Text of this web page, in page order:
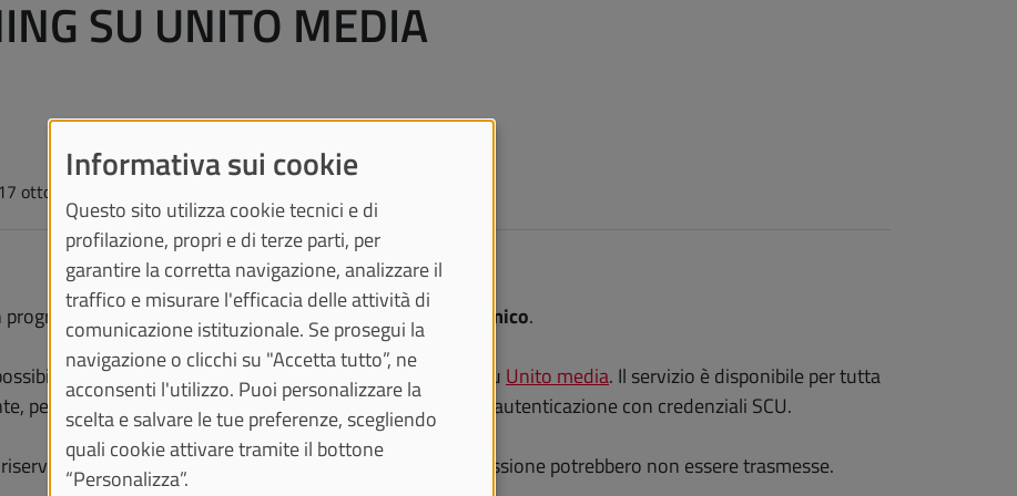
SU UNITO MEDIA
ottobre 2025
programmauna seduta straordinaria del Senato Accademico.
seguire la seduta in diretta streaming dell'evento suUnito media. Il servizio è disponibile per tutta
personale tecnico amministrativo, studenti ecc.), previa autenticazione con credenziali SCU.
degli argomenti trattati, alcune fasi della discussione potrebbero non essere trasmesse.
Informativa sui cookie
Questo sito utilizza cookie tecnici e di
profilazione, propri e di terze parti, per
garantire la corretta navigazione, analizzare il
traffico e misurare l'efficacia delle attività di
comunicazione istituzionale. Se prosegui la
navigazione o clicchi su "Accetta tutto”, ne
acconsenti l'utilizzo. Puoi personalizzare la
scelta e salvare le tue preferenze, scegliendo
quali cookie attivare tramite il bottone
“Personalizza”.